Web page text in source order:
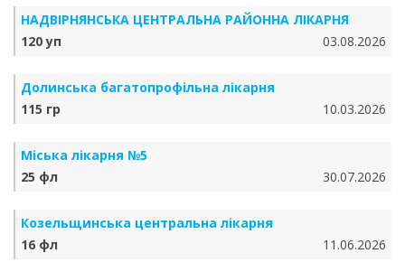
НАДВІРНЯНСЬКА ЦЕНТРАЛЬНА РАЙОННА ЛІКАРНЯ
120 уп
03.08.2026
Долинська багатопрофільна лікарня
115 гр
10.03.2026
Міська лікарня №5
25 фл
30.07.2026
Козельщинська центральна лікарня
16 фл
11.06.2026